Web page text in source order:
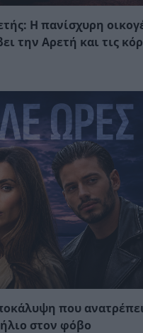
Η πανίσχυρη
την Αρετή και τις
που
στον φόβο